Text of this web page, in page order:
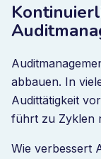
abbauen. In
Audittätigkeit
führt zu Zyklen
Wie verbessert